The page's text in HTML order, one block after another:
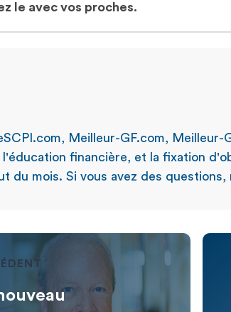
le avec vos proches.
Meilleur-GF.com,
l'éducation financière, et la fixation
du mois. Si vous avez des